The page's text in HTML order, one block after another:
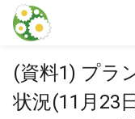
本文に飛ぶ
(資料1) プラ
状況(11月23